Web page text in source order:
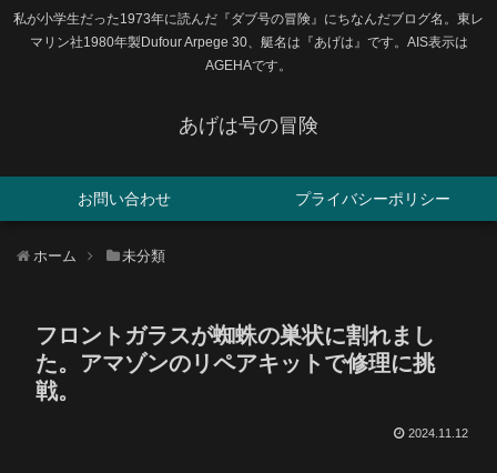
私が小学生だった1973年に読んだ『ダブ号の冒険』にちなんだブログ名。東レ
マリン社1980年製Dufour Arpege 30、艇名は『あげは』です。AIS表示は
AGEHAです。
あげは号の冒険
お問い合わせ プライバシーポリシー
ホーム 未分類
フロントガラスが蜘蛛の巣状に割れまし
た。アマゾンのリペアキットで修理に挑
戦。
2024.11.12